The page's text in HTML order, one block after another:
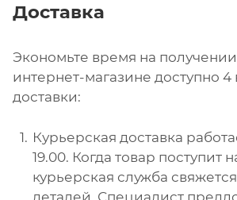
Доставка
Экономьте время на получении
интернет-магазине доступно 4
доставки:
Курьерская доставка
19.00. Когда товар поступит
курьерская служба